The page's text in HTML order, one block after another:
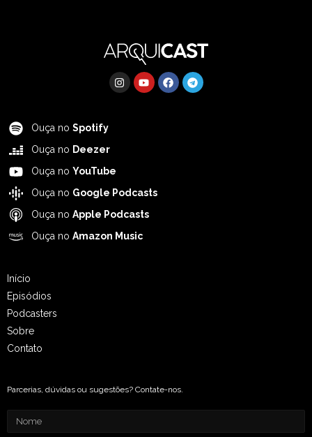
Ouça no Spotify
Ouça no Deezer
Ouça no YouTube
Ouça no Google Podcasts
Ouça no Apple Podcasts
Ouça no Amazon Music
Início
Episódios
Podcasters
Sobre
Contato
Parcerias, dúvidas ou sugestões? Contate-nos.